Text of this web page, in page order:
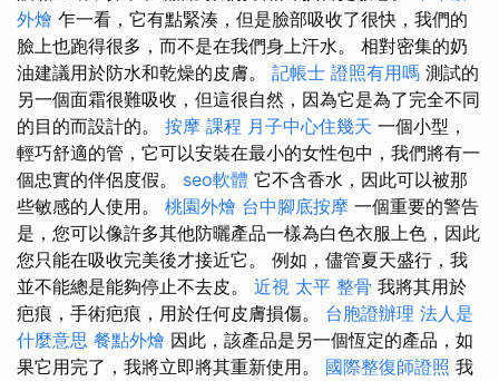
外燴 乍一看，它有點緊湊，但是臉部吸收了很快，我們的
臉上也跑得很多，而不是在我們身上汗水。 相對密集的奶
油建議用於防水和乾燥的皮膚。 記帳士 證照有用嗎 測試的
另一個面霜很難吸收，但這很自然，因為它是為了完全不同
的目的而設計的。 按摩 課程 月子中心住幾天 一個小型，
輕巧舒適的管，它可以安裝在最小的女性包中，我們將有一
個忠實的伴侶度假。 seo軟體 它不含香水，因此可以被那
些敏感的人使用。 桃園外燴 台中腳底按摩 一個重要的警告
是，您可以像許多其他防曬產品一樣為白色衣服上色，因此
您只能在吸收完美後才接近它。 例如，儘管夏天盛行，我
並不能總是能夠停止不去皮。 近視 太平 整骨 我將其用於
疤痕，手術疤痕，用於任何皮膚損傷。 台胞證辦理 法人是
什麼意思 餐點外燴 因此，該產品是另一個恆定的產品，如
果它用完了，我將立即將其重新使用。 國際整復師證照 我